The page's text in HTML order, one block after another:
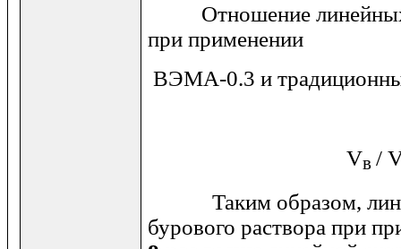
Отношение линейных
при применении
ВЭМА-0.3 и
Vв /
Таким образом,
бурового раствора при